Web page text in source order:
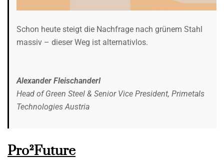
Schon heute steigt die Nachfrage nach grünem Stahl
massiv – dieser Weg ist alternativlos.
Alexander Fleischanderl
Head of Green Steel & Senior Vice President, Primetals
Technologies Austria
Pro²Future